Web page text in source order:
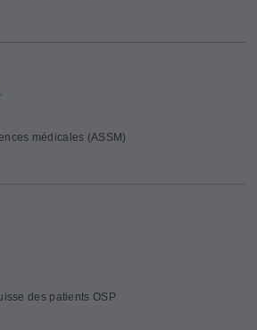
médicales (ASSM)
des patients OSP